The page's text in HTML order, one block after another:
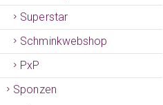
Superstar
Schminkwebshop
PxP
Sponzen